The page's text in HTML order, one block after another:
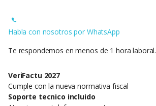
Habla con nosotros por WhatsApp
Te respondemos en menos de 1 hora laboral.
VeriFactu 2027
Cumple con la nueva normativa fiscal
Soporte tecnico incluido